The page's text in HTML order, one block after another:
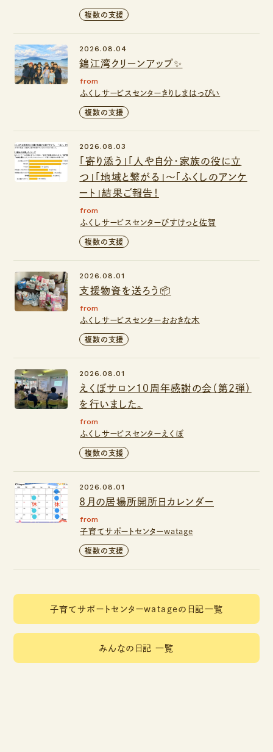
複数の支援
錦江湾クリーンアップ✨
2026.08.04
from
ふくしサービスセンターきりしまはっぴい
複数の支援
「寄り添う」「人や自分・家族の役に立
つ」「地域と繋がる」～「ふくしのアンケ
ート」結果ご報告！
2026.08.03
from
ふくしサービスセンターびすけっと佐賀
複数の支援
支援物資を送ろう📦
2026.08.01
from
ふくしサービスセンターおおきな木
複数の支援
えくぼサロン１０周年感謝の会（第２弾）
を行いました。
2026.08.01
from
ふくしサービスセンターえくぼ
複数の支援
8月の居場所開所日カレンダー
2026.08.01
from
子育てサポートセンターwatage
複数の支援
子育てサポートセンターwatageの日記一覧
みんなの日記 一覧